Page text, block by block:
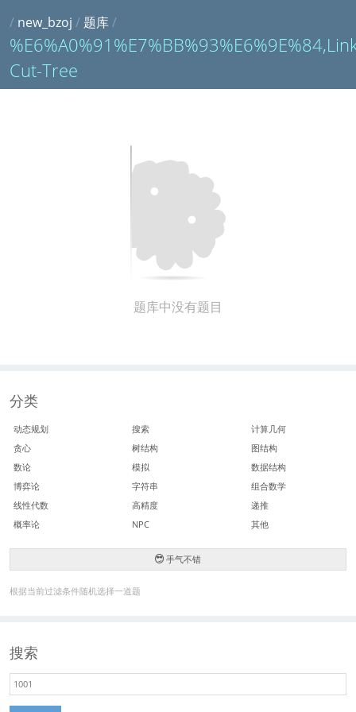
/ new_bzoj / 题库/
Cut-Tree
题库中没有题目
分类
动态规划 搜索
计算几何
贪心
树结构
图结构
数论
模拟
数据结构
博弈论
字符串
组合数学
线性代数
高精度
递推
概率论
NPC 其他
手气不错
根据当前过滤条件随机选择一道题
搜索